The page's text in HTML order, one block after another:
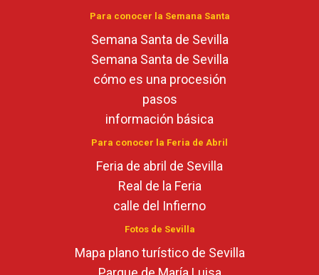
Para conocer la Semana Santa
Semana Santa de Sevilla
Semana Santa de Sevilla
cómo es una procesión
pasos
información básica
Para conocer la Feria de Abril
Feria de abril de Sevilla
Real de la Feria
calle del Infierno
Fotos de Sevilla
Mapa plano turístico de Sevilla